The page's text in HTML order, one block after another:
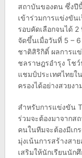
สถาบันของตน ซึ่งปี
เข้าร่วมการแข่งขัน
รอบคัดเลือกจนได้
จัดขึ้นเมื่อวันที่ 5 –
ชาติสิริกิติ์ ผลการแ
ชลราษฎรอำรุง โช
แชมป์ประเทศไทยใ
ครองได้อย่างสวยงา
สำหรับการแข่งขัน
ร่วมจะต้องมาจากส
คนในทีมจะต้องมีเก
มุ่งเน้นการสร้างสา
เสริมให้นักเรียนนัก